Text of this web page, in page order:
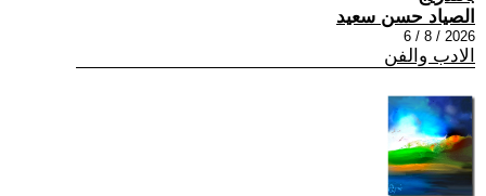
الصياد حسن سعيد
2026 / 8 / 6
الادب والفن